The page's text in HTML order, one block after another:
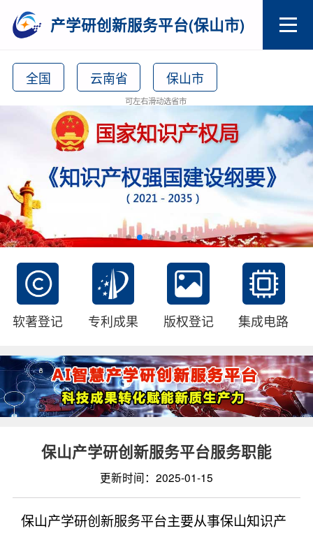
产学研创新服务平台(保山市)
全国 云南省 保山市
可左右滑动选省市
软著登记 专利成果 版权登记 集成电路
保山产学研创新服务平台服务职能
更新时间：2025-01-15
保山产学研创新服务平台主要从事保山知识产